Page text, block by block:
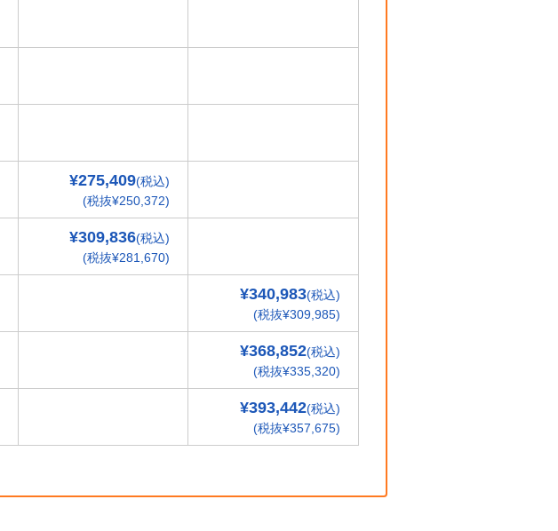
¥275,409(税込)
(税抜¥250,372)
¥309,836(税込)
(税抜¥281,670)
¥340,983(税込)
(税抜¥309,985)
¥368,852(税込)
(税抜¥335,320)
¥393,442(税込)
(税抜¥357,675)